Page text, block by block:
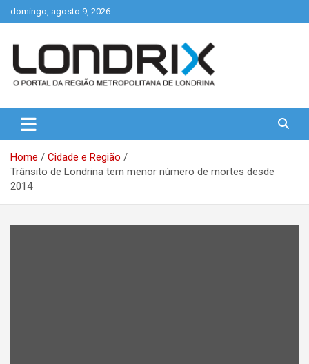
Skip
to
domingo, agosto 9, 2026
Londrix
Home
Cidade e Região
Trânsito de Londrina tem menor número de mortes desde
2014